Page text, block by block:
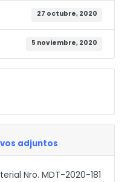
27 octubre, 2020
5 noviembre, 2020
adjuntos
Nro. MDT-2020-181